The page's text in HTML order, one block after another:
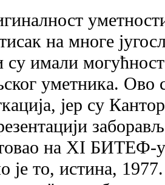
на многе
су имали
уметника. Ово
јер су
на XI БИТЕФ-
је то, истина,